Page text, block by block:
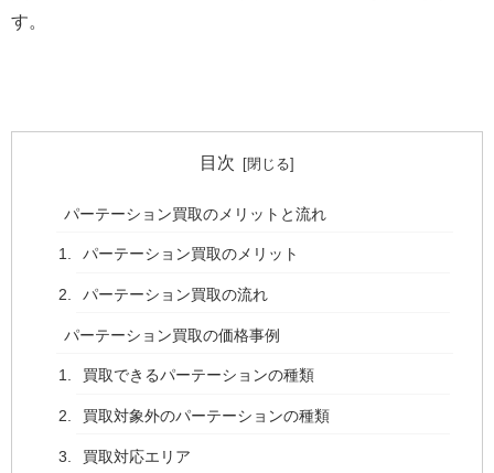
す。
目次
パーテーション買取のメリットと流れ
パーテーション買取のメリット
パーテーション買取の流れ
パーテーション買取の価格事例
買取できるパーテーションの種類
買取対象外のパーテーションの種類
買取対応エリア